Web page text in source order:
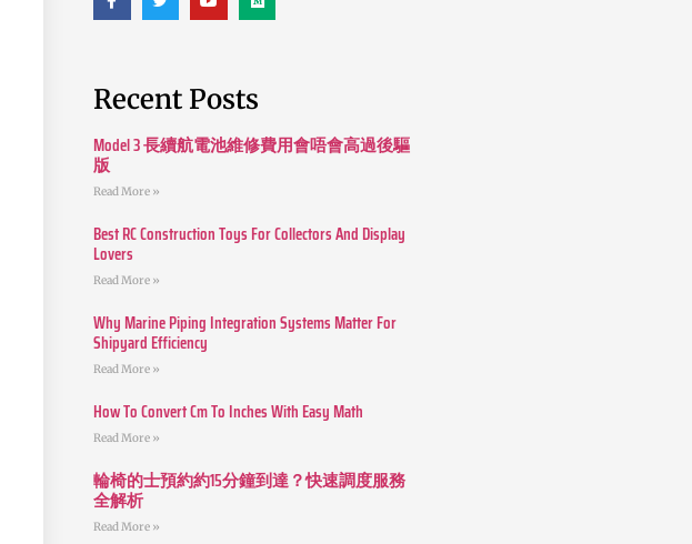
Recent Posts
Model 3 長續航電池維修費用會唔會高過後驅
版
Read More »
Best RC Construction Toys For Collectors And Display
Lovers
Read More »
Why Marine Piping Integration Systems Matter For
Shipyard Efficiency
Read More »
How To Convert Cm To Inches With Easy Math
Read More »
輪椅的士預約約15分鐘到達？快速調度服務
全解析
Read More »